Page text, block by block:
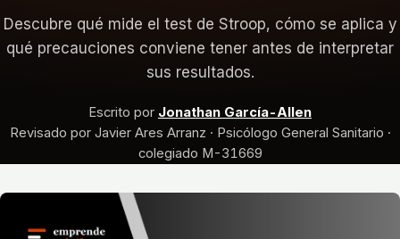
Descubre qué mide el test de Stroop, cómo se aplica y
qué precauciones conviene tener antes de interpretar
sus resultados.
Escrito por Jonathan García-Allen
Revisado por Javier Ares Arranz · Psicólogo General Sanitario ·
colegiado M-31669